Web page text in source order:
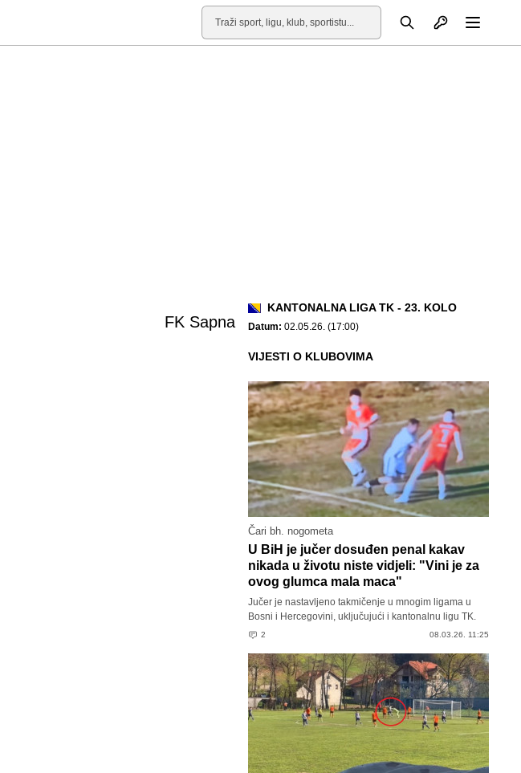
Pretraga Otvori profil
FK Sapna
KANTONALNA LIGA TK - 23. KOLO
Datum: 02.05.26. (17:00)
VIJESTI O KLUBOVIMA
Čari bh. nogometa
U BiH je jučer dosuđen penal kakav
nikada u životu niste vidjeli: "Vini je za
ovog glumca mala maca"
Jučer je nastavljeno takmičenje u mnogim ligama u
Bosni i Hercegovini, uključujući i kantonalnu ligu TK.
2 08.03.26. 11:25